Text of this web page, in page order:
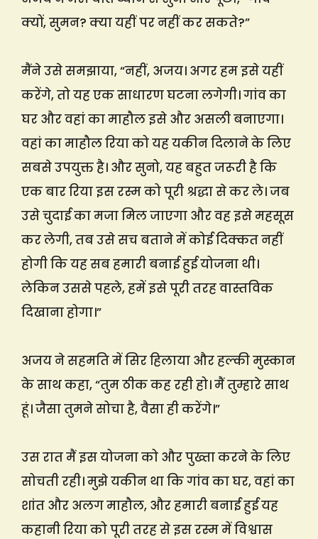
क्यों, सुमन? क्या यहीं पर नहीं कर सकते?”
मैंने उसे समझाया, “नहीं, अजय। अगर हम इसे यहीं
करेंगे, तो यह एक साधारण घटना लगेगी। गांव का
घर और वहां का माहौल इसे और असली बनाएगा।
वहां का माहौल रिया को यह यकीन दिलाने के लिए
सबसे उपयुक्त है। और सुनो, यह बहुत जरूरी है कि
एक बार रिया इस रस्म को पूरी श्रद्धा से कर ले। जब
उसे चुदाई का मजा मिल जाएगा और वह इसे महसूस
कर लेगी, तब उसे सच बताने में कोई दिक्कत नहीं
होगी कि यह सब हमारी बनाई हुई योजना थी।
लेकिन उससे पहले, हमें इसे पूरी तरह वास्तविक
दिखाना होगा।”
अजय ने सहमति में सिर हिलाया और हल्की मुस्कान
के साथ कहा, “तुम ठीक कह रही हो। मैं तुम्हारे साथ
हूं। जैसा तुमने सोचा है, वैसा ही करेंगे।”
उस रात मैं इस योजना को और पुख्ता करने के लिए
सोचती रही। मुझे यकीन था कि गांव का घर, वहां का
शांत और अलग माहौल, और हमारी बनाई हुई यह
कहानी रिया को पूरी तरह से इस रस्म में विश्वास